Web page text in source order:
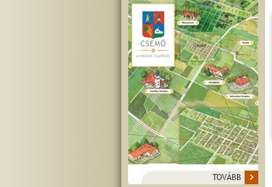
TOVÁBB